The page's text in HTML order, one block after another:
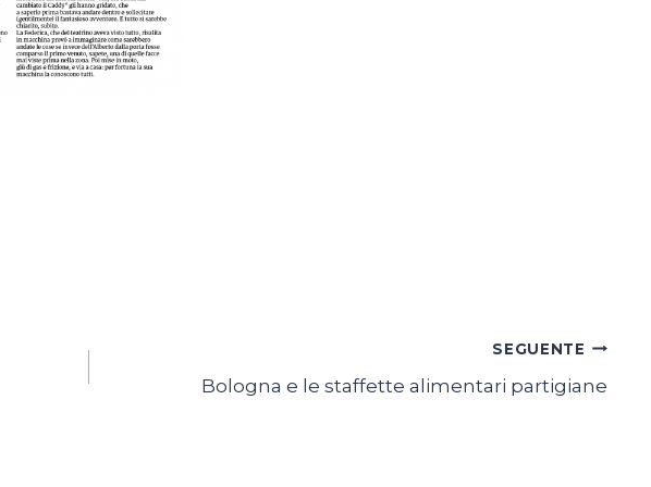
SEGUENTE
Bologna e le staffette alimentari partigiane